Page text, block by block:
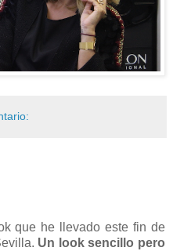
que he llevado este fin de
Un look sencillo pero